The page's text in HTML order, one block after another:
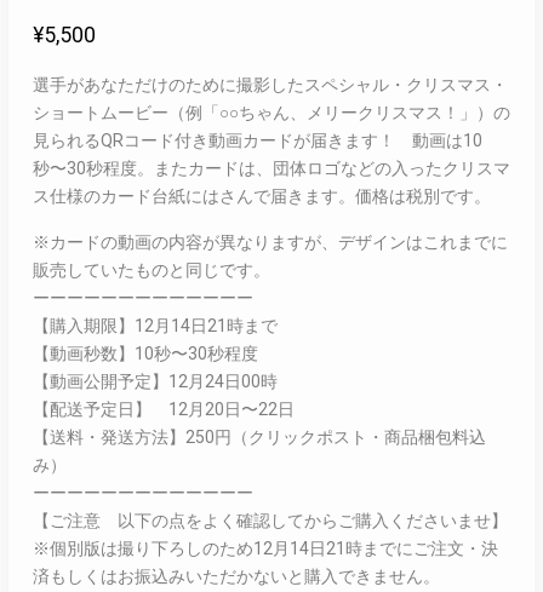
¥5,500
選手があなただけのために撮影したスペシャル・クリスマス・
ショートムービー（例「○○ちゃん、メリークリスマス！」）の
見られるQRコード付き動画カードが届きます！ 動画は10
秒〜30秒程度。またカードは、団体ロゴなどの入ったクリスマ
ス仕様のカード台紙にはさんで届きます。価格は税別です。
※カードの動画の内容が異なりますが、デザインはこれまでに
販売していたものと同じです。
ーーーーーーーーーーーーー
【購入期限】12月14日21時まで
【動画秒数】10秒〜30秒程度
【動画公開予定】12月24日00時
【配送予定日】 12月20日〜22日
【送料・発送方法】250円（クリックポスト・商品梱包料込
み）
ーーーーーーーーーーーーー
【ご注意 以下の点をよく確認してからご購入くださいませ】
※個別版は撮り下ろしのため12月14日21時までにご注文・決
済もしくはお振込みいただかないと購入できません。